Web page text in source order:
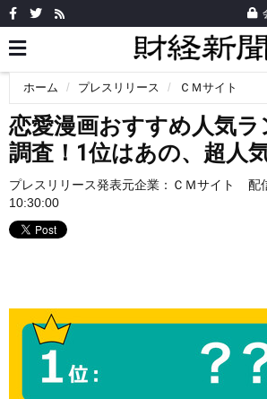
ホーム プレスリリース ＣＭサイト
恋愛漫画おすすめ人気
調査！1位はあの、超人
プレスリリース発表元企業： ＣＭサイト
配
10:30:00